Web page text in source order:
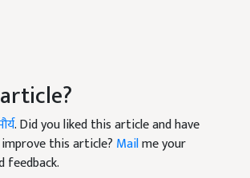
. Did you liked this article and have
this article? Mailme your
feedback.